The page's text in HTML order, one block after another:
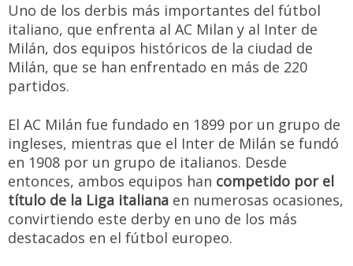
Uno de los derbis más importantes del fútbol
italiano, que enfrenta al AC Milan y al Inter de
Milán, dos equipos históricos de la ciudad de
Milán, que se han enfrentado en más de 220
partidos.
El AC Milán fue fundado en 1899 por un grupo de
ingleses, mientras que el Inter de Milán se fundó
en 1908 por un grupo de italianos. Desde
entonces, ambos equipos han competido por el
título de la Liga italiana en numerosas ocasiones,
convirtiendo este derby en uno de los más
destacados en el fútbol europeo.